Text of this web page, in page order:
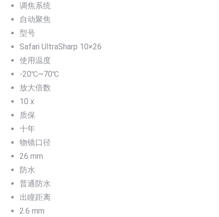
调焦系统
自动聚焦
型号
Safari UltraSharp 10×26
使用温度
-20℃~70℃
放大倍数
10 x
质保
十年
物镜口径
26 mm
防水
普通防水
出瞳距离
2.6 mm